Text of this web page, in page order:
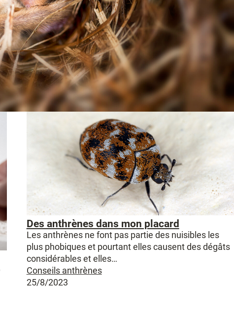
Des anthrènes dans mon placard
Les anthrènes ne font pas partie des nuisibles les
plus phobiques et pourtant elles causent des dégâts
considérables et elles…
Conseils anthrènes
25/8/2023